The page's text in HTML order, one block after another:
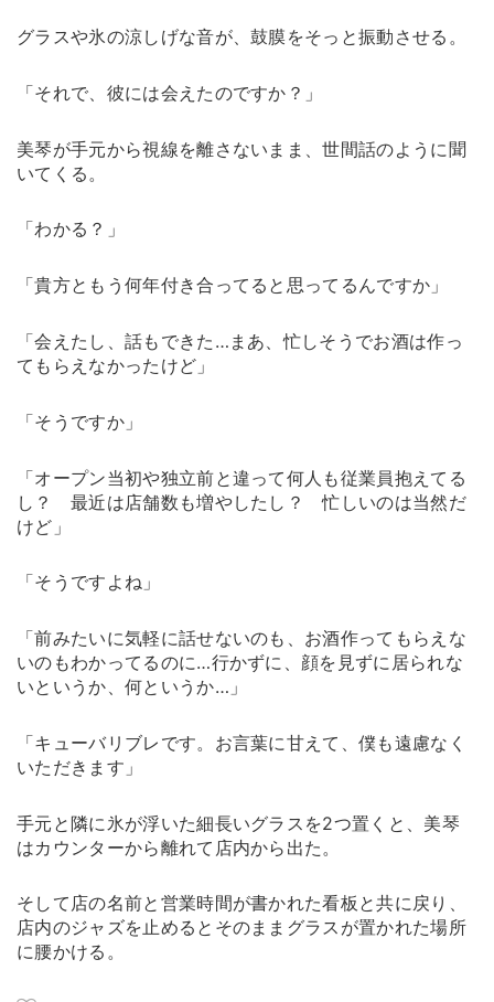
グラスや氷の涼しげな音が、鼓膜をそっと振動させる。
「それで、彼には会えたのですか？」
美琴が手元から視線を離さないまま、世間話のように聞
いてくる。
「わかる？」
「貴方ともう何年付き合ってると思ってるんですか」
「会えたし、話もできた…まあ、忙しそうでお酒は作っ
てもらえなかったけど」
「そうですか」
「オープン当初や独立前と違って何人も従業員抱えてる
し？ 最近は店舗数も増やしたし？ 忙しいのは当然だ
けど」
「そうですよね」
「前みたいに気軽に話せないのも、お酒作ってもらえな
いのもわかってるのに…行かずに、顔を見ずに居られな
いというか、何というか…」
「キューバリブレです。お言葉に甘えて、僕も遠慮なく
いただきます」
手元と隣に氷が浮いた細長いグラスを2つ置くと、美琴
はカウンターから離れて店内から出た。
そして店の名前と営業時間が書かれた看板と共に戻り、
店内のジャズを止めるとそのままグラスが置かれた場所
に腰かける。